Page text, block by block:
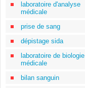
laboratoire d'analyse
médicale
prise de sang
dépistage sida
laboratoire de biologie
médicale
bilan sanguin